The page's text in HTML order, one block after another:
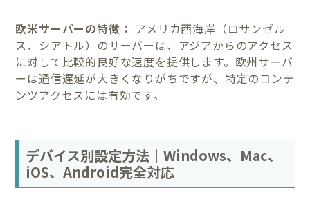
欧米サーバーの特徴： アメリカ西海岸（ロサンゼル
ス、シアトル）のサーバーは、アジアからのアクセス
に対して比較的良好な速度を提供します。欧州サーバ
ーは通信遅延が大きくなりがちですが、特定のコンテ
ンツアクセスには有効です。
デバイス別設定方法｜Windows、Mac、
iOS、Android完全対応